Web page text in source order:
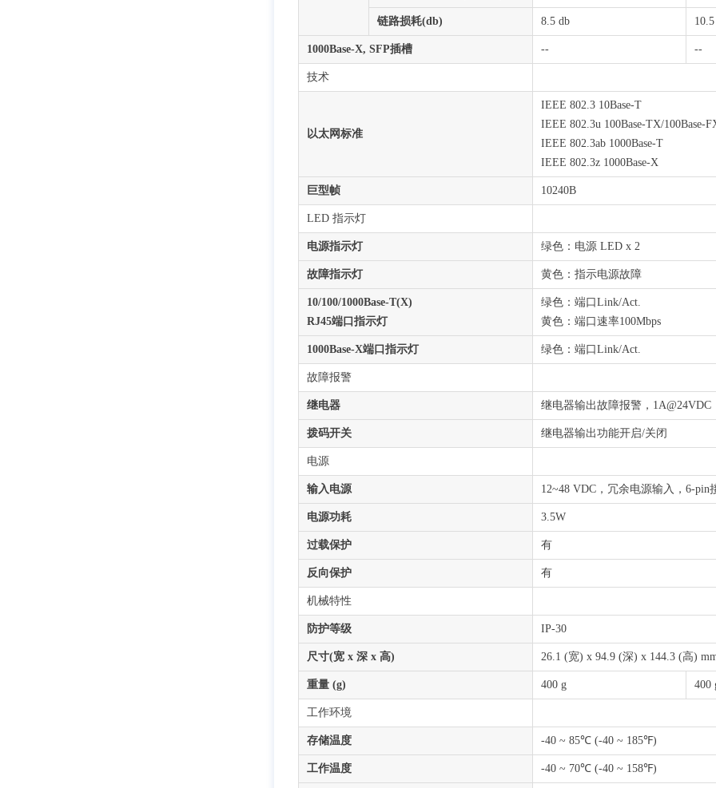
链路损耗(db) 8.5 db
1000Base-X, SFP插槽 -- --
技术
以太网标准
IEEE 802.3 10Base-T
IEEE 802.3u 100Base-TX/100Base-
IEEE 802.3ab 1000Base-T
IEEE 802.3z 1000Base-X
巨型帧 10240B
LED 指示灯
电源指示灯 绿色：电源 LED x 2
故障指示灯 黄色：指示电源故障
10/100/1000Base-T(X)
RJ45端口指示灯
绿色：端口Link/Act.
黄色：端口速率100Mbps
1000Base-X端口指示灯 绿色：端口Link/Act.
故障报警
继电器 继电器输出故障报警，1A@24VDC
拨码开关 继电器输出功能开启/关闭
电源
输入电源 12~48 VDC，冗余电源输入，6-pin
电源功耗 3.5W
过载保护 有
反向保护 有
机械特性
防护等级 IP-30
尺寸(宽 x 深 x 高) 26.1 (宽) x 94.9 (深) x 144.3 (高)
重量 (g) 400 g 400
工作环境
存储温度 -40 ~ 85℃ (-40 ~ 185℉)
工作温度 -40 ~ 70℃ (-40 ~ 158℉)